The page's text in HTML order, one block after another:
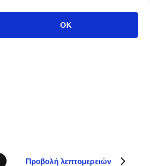
Προβολή λεπτομερειών
OK